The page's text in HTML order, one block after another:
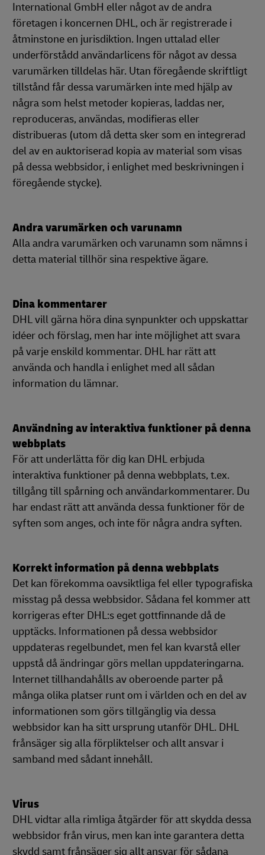
International GmbH eller något av de andra
företagen i koncernen DHL, och är registrerade i
åtminstone en jurisdiktion. Ingen uttalad eller
underförstådd användarlicens för något av dessa
varumärken tilldelas här. Utan föregående skriftligt
tillstånd får dessa varumärken inte med hjälp av
några som helst metoder kopieras, laddas ner,
reproduceras, användas, modifieras eller
distribueras (utom då detta sker som en integrerad
del av en auktoriserad kopia av material som visas
på dessa webbsidor, i enlighet med beskrivningen i
föregående stycke).
Andra varumärken och varunamn
Alla andra varumärken och varunamn som nämns i
detta material tillhör sina respektive ägare.
Dina kommentarer
DHL vill gärna höra dina synpunkter och uppskattar
idéer och förslag, men har inte möjlighet att svara
på varje enskild kommentar. DHL har rätt att
använda och handla i enlighet med all sådan
information du lämnar.
Användning av interaktiva funktioner på denna
webbplats
För att underlätta för dig kan DHL erbjuda
interaktiva funktioner på denna webbplats, t.ex.
tillgång till spårning och användarkommentarer. Du
har endast rätt att använda dessa funktioner för de
syften som anges, och inte för några andra syften.
Korrekt information på denna webbplats
Det kan förekomma oavsiktliga fel eller typografiska
misstag på dessa webbsidor. Sådana fel kommer att
korrigeras efter DHL:s eget gottfinnande då de
upptäcks. Informationen på dessa webbsidor
uppdateras regelbundet, men fel kan kvarstå eller
uppstå då ändringar görs mellan uppdateringarna.
Internet tillhandahålls av oberoende parter på
många olika platser runt om i världen och en del av
informationen som görs tillgänglig via dessa
webbsidor kan ha sitt ursprung utanför DHL. DHL
frånsäger sig alla förpliktelser och allt ansvar i
samband med sådant innehåll.
Virus
DHL vidtar alla rimliga åtgärder för att skydda dessa
webbsidor från virus, men kan inte garantera detta
skydd samt frånsäger sig allt ansvar för sådana